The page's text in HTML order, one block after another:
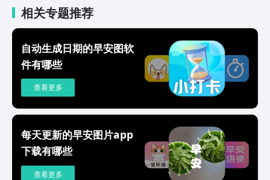
配图版：选择配图板上的图片，简化打卡
流程，让每天打卡更简单所有的习惯都不
式、你想养成的良好习惯，坚持去完成去
相关专题推荐
自动生成日期的早安图软
件有哪些
查看更多
每天更新的早安图片app
下载有哪些
查看更多